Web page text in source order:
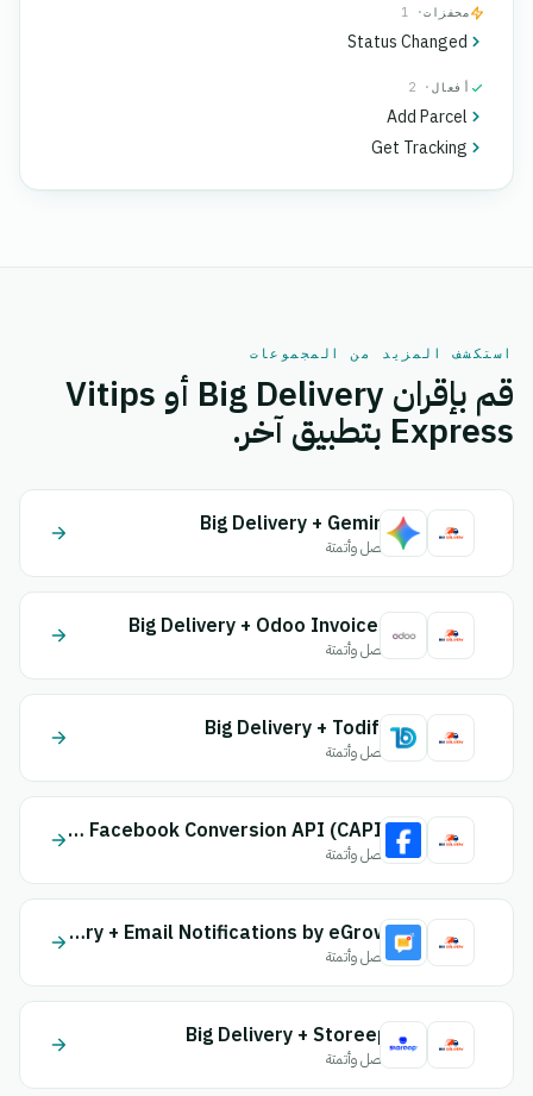
محفزات· 1
Status Changed
أفعال · 2
Add Parcel
Get Tracking
استكشف المزيد من المجموعات
قم بإقران Big Delivery أو Vitips
Express بتطبيق آخر.
Big Delivery + Gemini
اتصل وأتمتة
Big Delivery + Odoo Invoices
اتصل وأتمتة
Big Delivery + Todify
اتصل وأتمتة
Big Delivery + Facebook Conversion API (CAPI)
اتصل وأتمتة
Big Delivery + Email Notifications by eGrow
اتصل وأتمتة
Big Delivery + Storeep
اتصل وأتمتة